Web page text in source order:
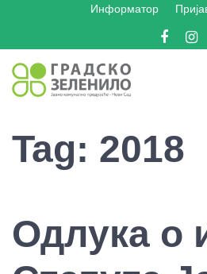
main
navigation
content
footer
Информатор
Tag: 2018
Одлука о